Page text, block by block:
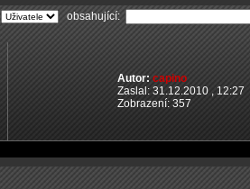
obsahující:
Autor: capino
Zaslal: 31.12.2010 , 12:27
Zobrazení: 357